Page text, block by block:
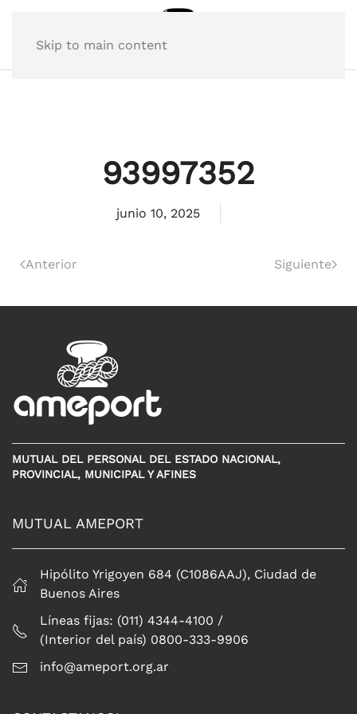
Skip to main content
93997352
junio 10, 2025
Anterior Siguiente
MUTUAL DEL PERSONAL DEL ESTADO NACIONAL,
PROVINCIAL, MUNICIPAL Y AFINES
MUTUAL AMEPORT
Hipólito Yrigoyen 684 (C1086AAJ), Ciudad de
Buenos Aires
Líneas fijas: (011) 4344-4100 /
(Interior del país) 0800-333-9906
info@ameport.org.ar